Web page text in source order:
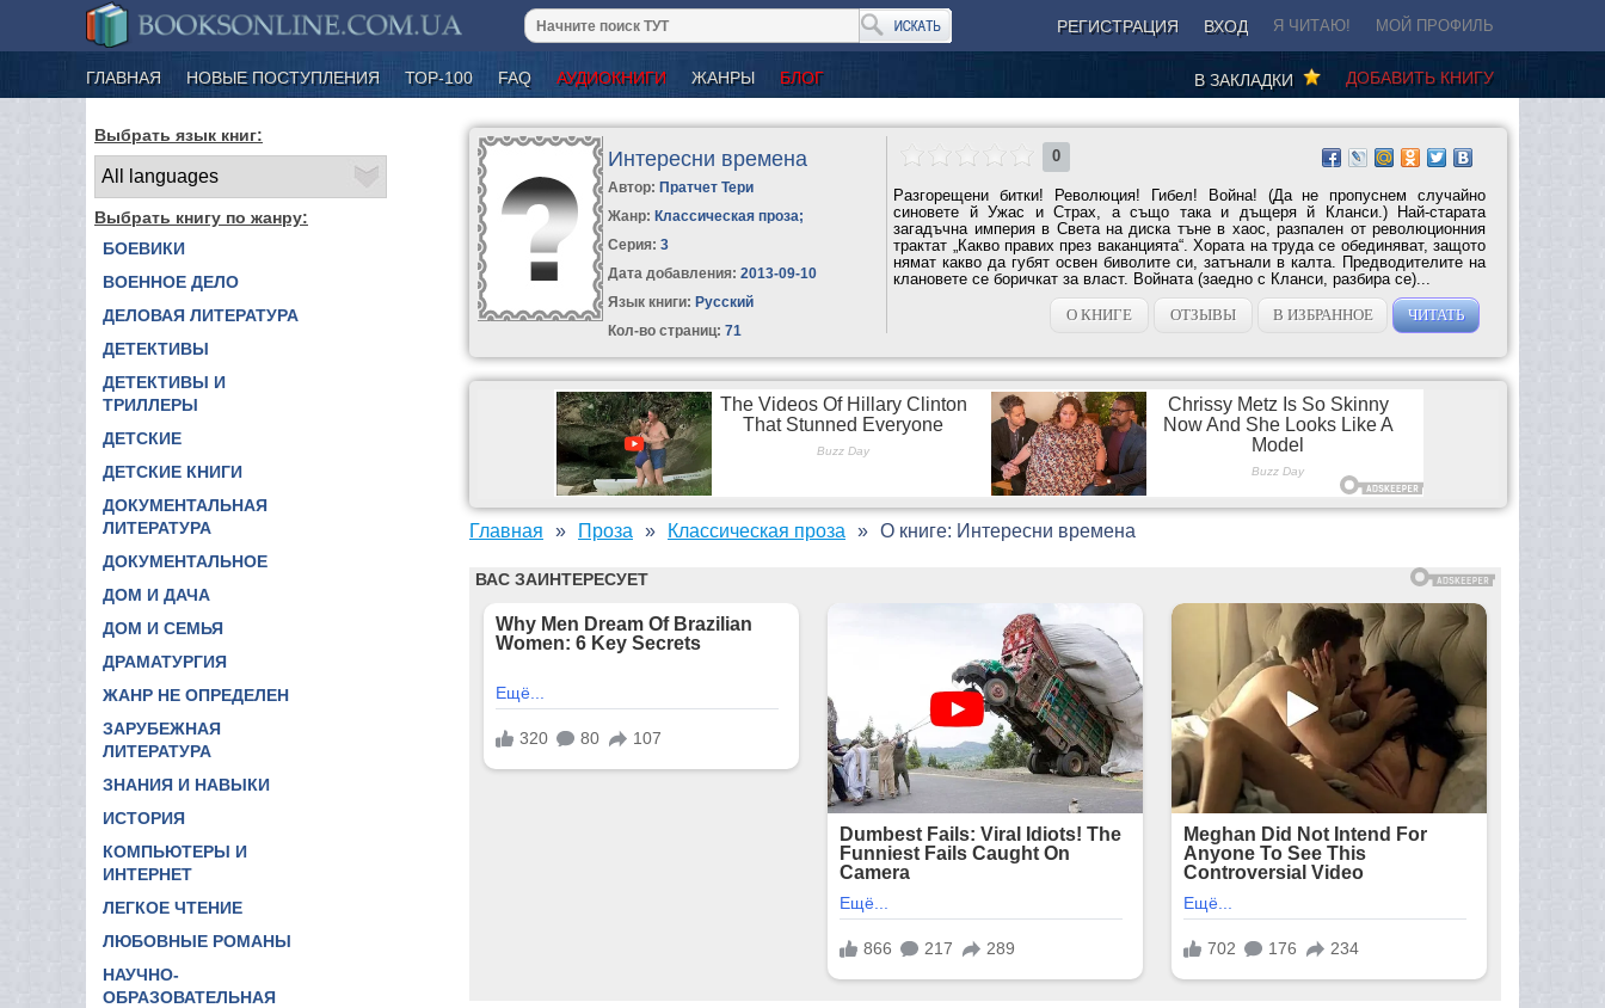
РЕГИСТРАЦИЯ ВХОД Я ЧИТАЮ! МОЙ ПРОФИЛЬ
ГЛАВНАЯ НОВЫЕ ПОСТУПЛЕНИЯ ТОР-100 FAQ АУДИОКНИГИ ЖАНРЫ БЛОГ ДОБАВИТЬ КНИГУ
В ЗАКЛАДКИ
Выбрать язык книг:
Выбрать книгу по жанру:
БОЕВИКИ
ВОЕННОЕ ДЕЛО
ДЕЛОВАЯ ЛИТЕРАТУРА
ДЕТЕКТИВЫ
ДЕТЕКТИВЫ И
ТРИЛЛЕРЫ
ДЕТСКИЕ
ДЕТСКИЕ КНИГИ
ДОКУМЕНТАЛЬНАЯ
ЛИТЕРАТУРА
ДОКУМЕНТАЛЬНОЕ
ДОМ И ДАЧА
ДОМ И СЕМЬЯ
ДРАМАТУРГИЯ
ЖАНР НЕ ОПРЕДЕЛЕН
ЗАРУБЕЖНАЯ
ЛИТЕРАТУРА
ЗНАНИЯ И НАВЫКИ
ИСТОРИЯ
КОМПЬЮТЕРЫ И
ИНТЕРНЕТ
ЛЕГКОЕ ЧТЕНИЕ
ЛЮБОВНЫЕ РОМАНЫ
НАУЧНО-
ОБРАЗОВАТЕЛЬНАЯ
Интересни времена
Автор: Пратчет Тери
Жанр: Классическая проза;
Серия:3
Дата добавления: 2013-09-10
Язык книги: Русский
Кол-во страниц: 71
0
Разгорещени битки! Революция! Гибел! Война! (Да не пропуснем случайно
синовете й Ужас и Страх, а също така и дъщеря й Кланси.) Най-старата
загадъчна империя в Света на диска тъне в хаос, разпален от революционния
трактат „Какво правих през ваканцията“. Хората на труда се обединяват, защото
нямат какво да губят освен биволите си, затънали в калта. Предводителите на
клановете се боричкат за власт. Войната (заедно с Кланси, разбира се)...
О КНИГЕ
ОТЗЫВЫ В ИЗБРАННОЕ ЧИТАТЬ
Главная Проза Классическая проза О книге: Интересни времена